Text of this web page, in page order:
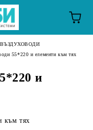
55*220 и елементи към тях
и
към тях